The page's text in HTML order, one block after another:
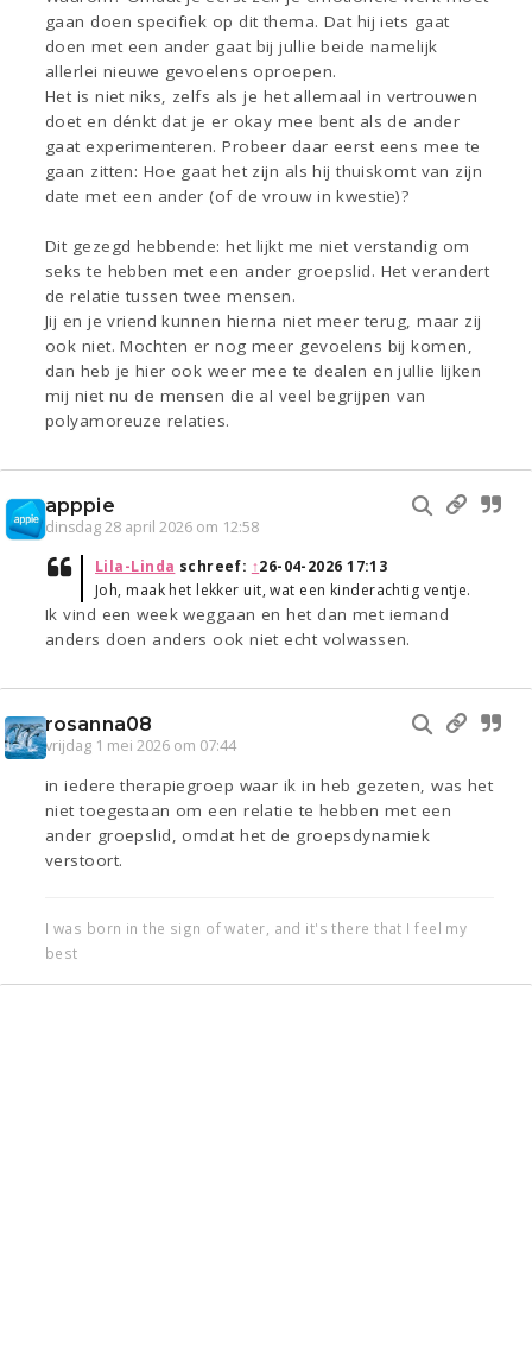
gaan doen specifiek op dit thema. Dat hij iets gaat
doen met een ander gaat bij jullie beide namelijk
allerlei nieuwe gevoelens oproepen.
Het is niet niks, zelfs als je het allemaal in vertrouwen
doet en dénkt dat je er okay mee bent als de ander
gaat experimenteren. Probeer daar eerst eens mee te
gaan zitten: Hoe gaat het zijn als hij thuiskomt van zijn
date met een ander (of de vrouw in kwestie)?
Dit gezegd hebbende: het lijkt me niet verstandig om
seks te hebben met een ander groepslid. Het verandert
de relatie tussen twee mensen.
Jij en je vriend kunnen hierna niet meer terug, maar zij
ook niet. Mochten er nog meer gevoelens bij komen,
dan heb je hier ook weer mee te dealen en jullie lijken
mij niet nu de mensen die al veel begrijpen van
polyamoreuze relaties.
apppie
dinsdag 28 april 2026 om 12:58
Lila-Linda schreef: ↑26-04-2026 17:13
Joh, maak het lekker uit, wat een kinderachtig ventje.
Ik vind een week weggaan en het dan met iemand
anders doen anders ook niet echt volwassen.
rosanna08
vrijdag 1 mei 2026 om 07:44
in iedere therapiegroep waar ik in heb gezeten, was het
niet toegestaan om een relatie te hebben met een
ander groepslid, omdat het de groepsdynamiek
verstoort.
I was born in the sign of water, and it's there that I feel my
best